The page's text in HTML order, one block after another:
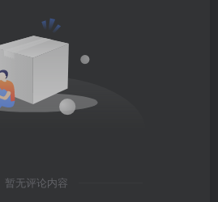
暂无评论内容